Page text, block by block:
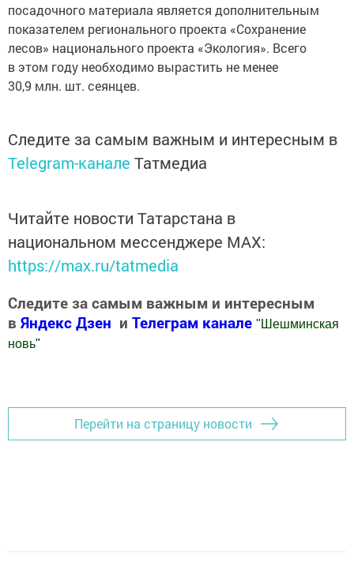
посадочного материала является дополнительным
показателем регионального проекта «Сохранение
лесов» национального проекта «Экология». Всего
в этом году необходимо вырастить не менее
30,9 млн. шт. сеянцев.
Следите за самым важным и интересным в
Telegram-канале Татмедиа
Читайте новости Татарстана в
национальном мессенджере MАХ:
https://max.ru/tatmedia
Следите за самым важным и интересным
в Яндекс Дзен и Телеграм канале " Шешминская
новь"
Перейти на страницу новости